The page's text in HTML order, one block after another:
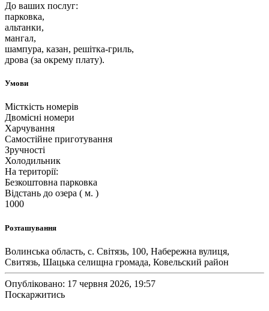
До ваших послуг:
парковка,
альтанки,
мангал,
шампура, казан, решітка-гриль,
дрова (за окрему плату).
Умови
Місткість номерів
Двомісні номери
Харчування
Самостійне приготування
Зручності
Холодильник
На території:
Безкоштовна парковка
Відстань до озера ( м. )
1000
Розташування
Волинська область, c. Світязь, 100, Набережна вулиця,
Свитязь, Шацька селищна громада, Ковельский район
Опубліковано: 17 червня 2026, 19:57
Поскаржитись